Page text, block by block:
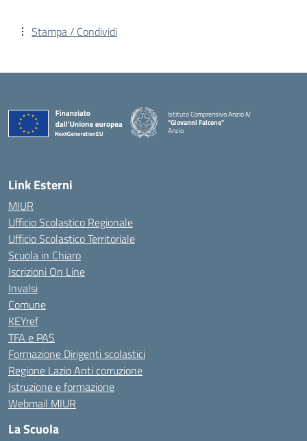
Stampa / Condividi
Istituto Comprensivo Anzio IV
"Giovanni Falcone"
Anzio
Link Esterni
MIUR
Ufficio Scolastico Regionale
Ufficio Scolastico Territoriale
Scuola in Chiaro
Iscrizioni On Line
Invalsi
Comune
KEYref
TFA e PAS
Formazione Dirigenti scolastici
Regione Lazio Anti corruzione
Istruzione e formazione
Webmail MIUR
La Scuola